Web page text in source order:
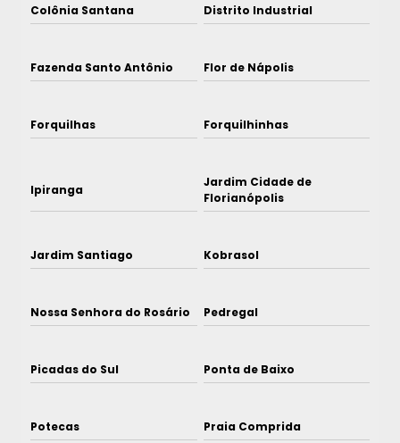
Colônia Santana Distrito Industrial
Fazenda Santo Antônio Flor de Nápolis
Forquilhas Forquilhinhas
Ipiranga
Jardim Cidade de
Florianópolis
Jardim Santiago Kobrasol
Nossa Senhora do Rosário Pedregal
Picadas do Sul Ponta de Baixo
Potecas Praia Comprida